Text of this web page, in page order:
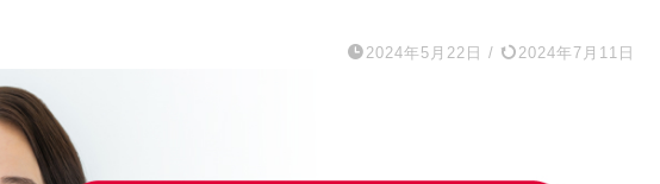
2024年5月22日 / 2024年7月11日